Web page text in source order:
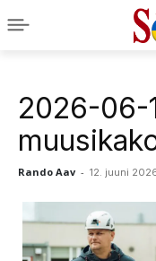
2026-06-
Rando Aav - 12. juuni